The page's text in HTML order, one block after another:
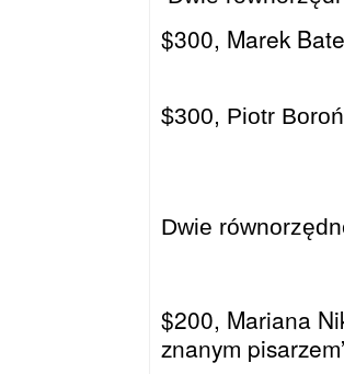
$300, Marek
$300, Piotr
Dwie
$200, Mariana
znanym